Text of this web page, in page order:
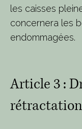
les caisses
concernera les
endommagées.
Article 3:
rétractation